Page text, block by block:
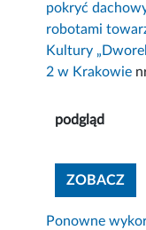
pokryć
robotami
Kultury
2 w Krakowie
podgląd
ZOBACZ
Ponowne